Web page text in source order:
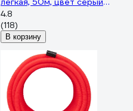
9192050
4.8
(118)
В корзину